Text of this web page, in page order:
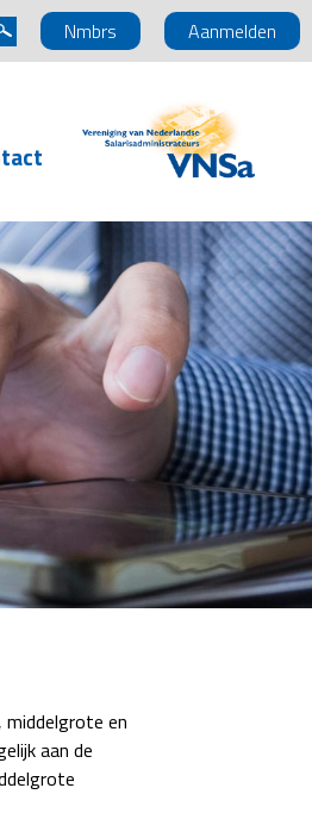
Aanmelden
Nmbrs
middelgrote en
aan de